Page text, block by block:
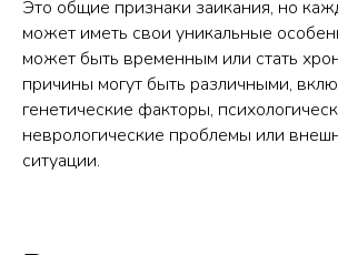
Это общие признаки заикания, но
может иметь свои уникальные
может быть временным или стать
причины могут быть различными,
генетические факторы,
неврологические проблемы или
ситуации.